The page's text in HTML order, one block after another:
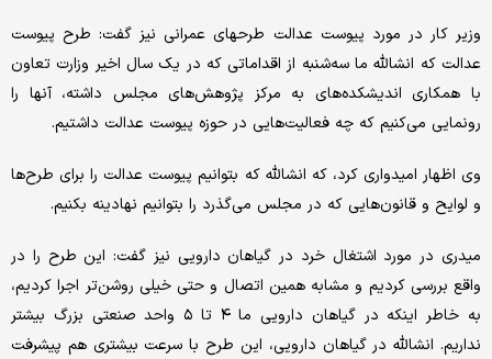
وزیر کار در مورد پیوست عدالت طرحهای عمرانی نیز گفت: طرح پیوست
عدالت که انشالله ما سه‌شنبه از اقداماتی که در یک سال اخیر وزارت تعاون
با همکاری اندیشکده‌های به مرکز پژوهش‌های مجلس داشته، آنها را
رونمایی می‌کنیم که چه فعالیت‌هایی در حوزه پیوست عدالت داشتیم.
وی اظهار امیدواری کرد، که انشالله که بتوانیم پیوست عدالت را برای طرح‌ها
و لوایح و قانون‌هایی که در مجلس می‌گذرد را بتوانیم نهادینه بکنیم.
میدری در مورد اشتغال خرد در گیاهان دارویی نیز گفت: این طرح را در
واقع بررسی کردیم و مشابه همین اتصال و حتی خیلی روشن‌تر اجرا کردیم،
به خاطر اینکه در گیاهان دارویی ما ۴ تا ۵ واحد صنعتی بزرگ بیشتر
نداریم. انشالله در گیاهان دارویی، این طرح با سرعت بیشتری هم پیشرفت